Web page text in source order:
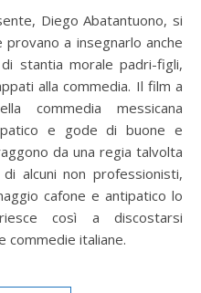
a insegnarlo anche
stantia morale padri-figli,
alla commedia. Il film a
commedia messicana
e gode di buone e
da una regia talvolta
alcuni non professionisti,
cafone e antipatico lo
così a discostarsi
commedie italiane.